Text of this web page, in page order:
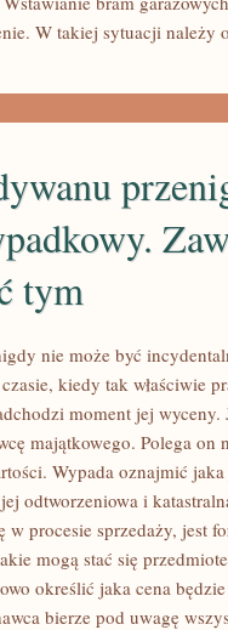
W takiej sytuacji należy
tym
nie może być
kiedy tak właściwie
moment jej wyceny.
majątkowego. Polega on
Wypada oznajmić
odtworzeniowa i
w procesie sprzedaży, jest
mogą stać się
określić jaka cena
bierze pod uwagę